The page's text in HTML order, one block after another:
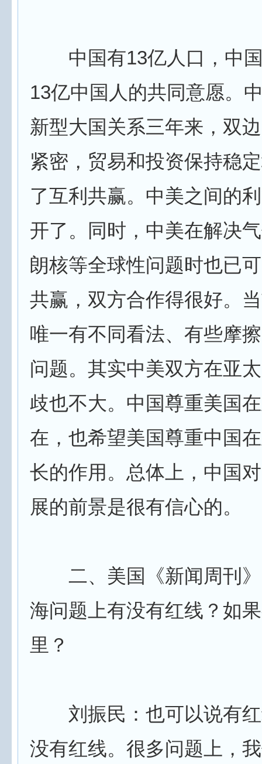
中国有13亿人口，中国
13亿中国人的共同意愿。
新型大国关系三年来，双
紧密，贸易和投资保持稳
了互利共赢。中美之间的
开了。同时，中美在解决
朗核等全球性问题时也已
共赢，双方合作得很好。
唯一有不同看法、有些摩
问题。其实中美双方在亚
歧也不大。中国尊重美国
在，也希望美国尊重中国
长的作用。总体上，中国
展的前景是很有信心的。
二、美国《新闻周刊》
海问题上有没有红线？如
里？
刘振民：也可以说有红
没有红线。很多问题上，